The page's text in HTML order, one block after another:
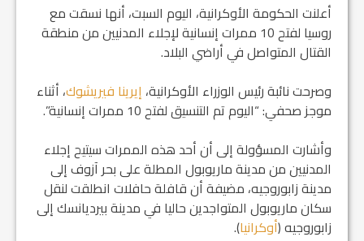
أعلنت الحكومة الأوكرانية، اليوم السبت، أنها نسقت مع
روسيا لفتح 10 ممرات إنسانية لإجلاء المدنيين من منطقة
القتال المتواصل في أراضي البلاد.
وصرحت نائبة رئيس الوزراء الأوكرانية، إيرينا فيريشوك، أثناء
موجز صحفي: “اليوم تم التنسيق لفتح 10 ممرات إنسانية”.
وأشارت المسؤولة إلى أن أحد هذه الممرات سيتيح إجلاء
المدنيين من مدينة ماريوبول المطلة على بحر آزوف إلى
مدينة زابوروجيه، مضيفة أن قافلة حافلات انطلقت لنقل
سكان ماريوبول المتواجدين حاليا في مدينة بيرديانسك إلى
زابوروجيه (أوكرانيا).